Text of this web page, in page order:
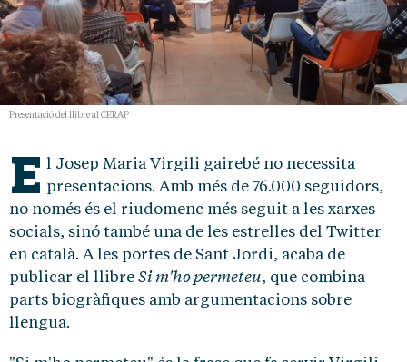
Presentació del llibre al CERAP
E l Josep Maria Virgili gairebé no necessita
presentacions. Amb més de 76.000 seguidors,
no només és el riudomenc més seguit a les xarxes
socials, sinó també una de les estrelles del Twitter
en català. A les portes de Sant Jordi, acaba de
publicar el llibre Si m'ho permeteu, que combina
parts biogràfiques amb argumentacions sobre
llengua.